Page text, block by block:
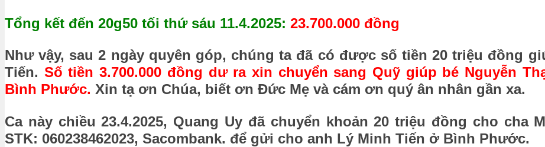
Tổng kết đến 20g50 tối thứ sáu 11.4.2025: 23.700.000 đồng
Như vậy, sau 2 ngày quyên góp, chúng ta đã có được số tiền 20 triệu đồng
Tiến. Số tiền 3.700.000 đồng dư ra xin chuyển sang Quỹ giúp bé Nguyễn
Bình Phước. Xin tạ ơn Chúa, biết ơn Đức Mẹ và cám ơn quý ân nhân gần xa.
Ca này chiều 23.4.2025, Quang Uy đã chuyển khoản 20 triệu đồng cho cha
STK: 060238462023, Sacombank. để gửi cho anh Lý Minh Tiến ở Bình Phước.